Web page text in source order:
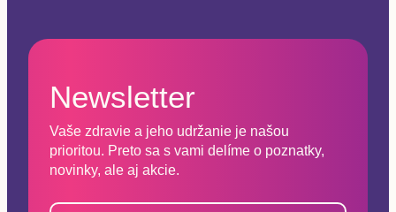
Newsletter
Vaše zdravie a jeho udržanie je našou
prioritou. Preto sa s vami delíme o poznatky,
novinky, ale aj akcie.